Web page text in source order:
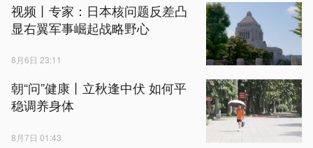
视频丨专家：日本核问题反差凸
显右翼军事崛起战略野心
8月6日 23:11
朝“问”健康丨立秋逢中伏 如何平
稳调养身体
8月7日 01:43